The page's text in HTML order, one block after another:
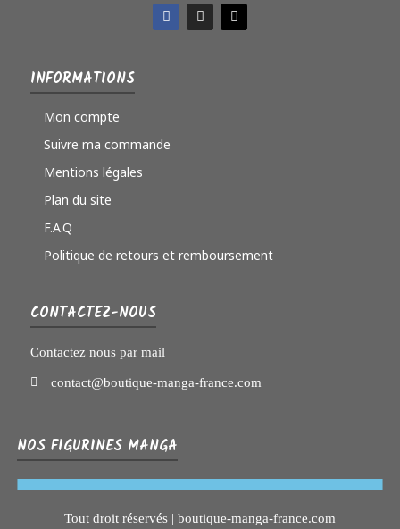
INFORMATIONS
Mon compte
Suivre ma commande
Mentions légales
Plan du site
F.A.Q
Politique de retours et remboursement
CONTACTEZ-NOUS
Contactez nous par mail
contact@boutique-manga-france.com
NOS FIGURINES MANGA
Tout droit réservés | boutique-manga-france.com